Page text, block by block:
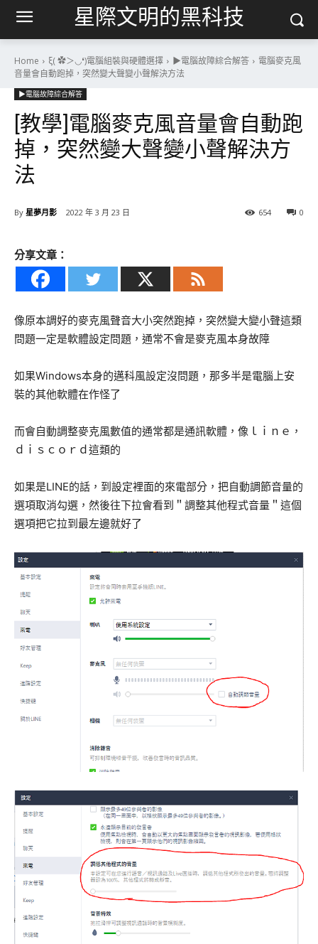
星際文明的黑科技
Home ξ( ✿＞◡❛)電腦組裝與硬體選擇 ▶電腦故障綜合解答
電腦麥克風
音量會自動跑掉，突然變大聲變小聲解決方法
▶電腦故障綜合解答
[教學]電腦麥克風音量會自動跑
掉，突然變大聲變小聲解決方
法
By 星夢月影 2022 年 3 月 23 日 0
654
分享文章：
像原本調好的麥克風聲音大小突然跑掉，突然變大變小聲這類
問題一定是軟體設定問題，通常不會是麥克風本身故障
如果Windows本身的邁科風設定沒問題，那多半是電腦上安
裝的其他軟體在作怪了
而會自動調整麥克風數值的通常都是通訊軟體，像ｌｉｎｅ，
ｄｉｓｃｏｒｄ這類的
如果是LINE的話，到設定裡面的來電部分，把自動調節音量的
選項取消勾選，然後往下拉會看到＂調整其他程式音量＂這個
選項把它拉到最左邊就好了